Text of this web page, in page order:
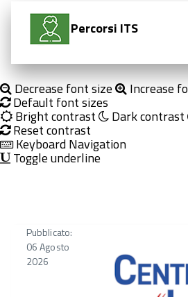
Percorsi ITS
Decrease font size Increase
Default font sizes
Bright contrast Dark contrast
Reset contrast
Keyboard Navigation
Toggle underline
Pubblicato:
06 Agosto
2026